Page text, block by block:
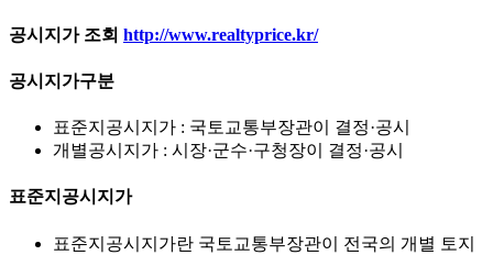
공시지가 조회 http://www.realtyprice.kr/
공시지가구분
표준지공시지가 : 국토교통부장관이 결정·공시
개별공시지가 : 시장·군수·구청장이 결정·공시
표준지공시지가
표준지공시지가란 국토교통부장관이 전국의 개별 토지